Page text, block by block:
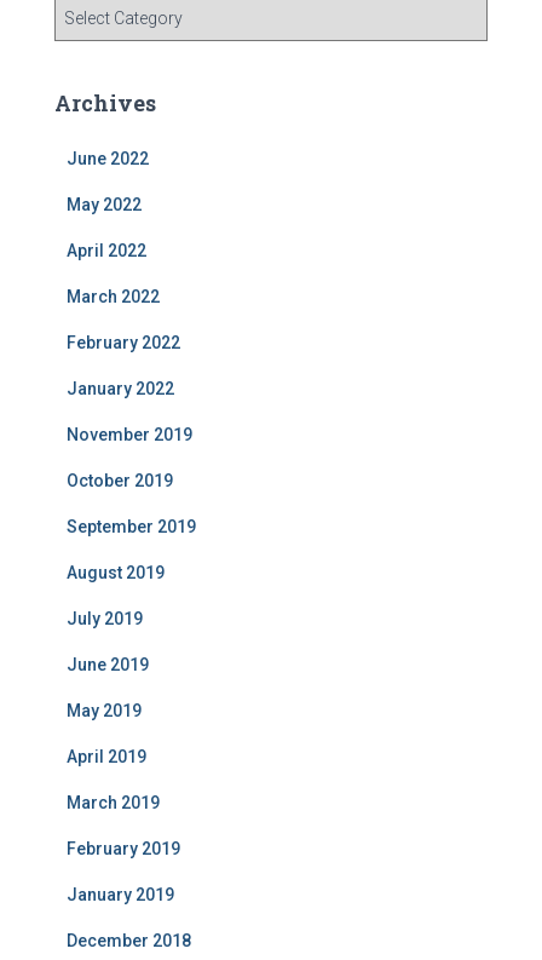
gArchives
June 2022
May 2022
April 2022
March 2022
February 2022
January 2022
November 2019
October 2019
September 2019
August 2019
July 2019
June 2019
May 2019
April 2019
March 2019
February 2019
January 2019
December 2018